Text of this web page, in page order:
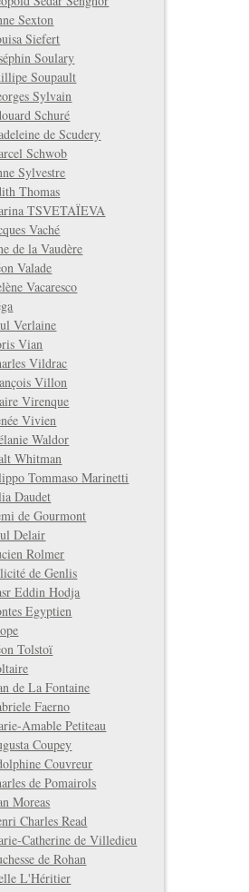
Sexton
Siefert
Soulary
Soupault
Sylvain
Schuré
de Scudery
Schwob
Sylvestre
Thomas
TSVETAÏEVA
Vaché
de la Vaudère
Valade
Vacaresco
Verlaine
Vian
Vildrac
Villon
Virenque
Vivien
Waldor
Whitman
Tommaso Marinetti
Daudet
de Gourmont
Delair
Rolmer
de Genlis
Eddin Hodja
Egyptien
Tolstoï
de La Fontaine
Faerno
Amable Petiteau
Coupey
Couvreur
de Pomairols
Moreas
Charles Read
Catherine de Villedieu
de Rohan
L'Héritier